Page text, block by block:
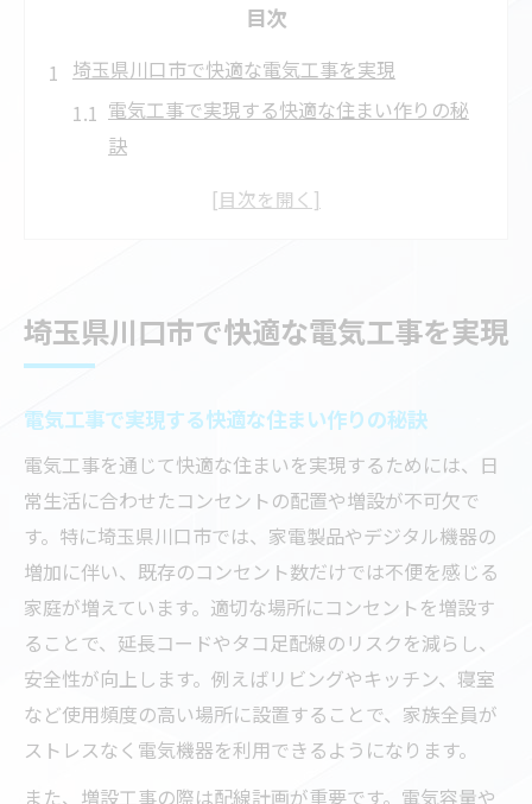
目次
埼玉県川口市で快適な電気工事を実現
電気工事で実現する快適な住まい作りの秘
訣
埼玉県川口市で電気工事が選ばれる理由を
電気工事の安全性と信頼性を高める方法と
最適な電気工事プランで不便を解消するコ
電気工事によるコンセント増設の流れ解説
コンセント増設の電気工事手順をわかりや
すく解説
電気工事の現地調査から完了までの流れを
紹介
コンセント増設前に準備すべきポイントと
は
電気工事中に確認したい安全対策の基本
工事後のアフターサービスと保証内容の重
埼玉県川口市で快適な電気工事を実現
電気工事で実現する快適な住まい作りの秘訣
電気工事を通じて快適な住まいを実現するためには、日
常生活に合わせたコンセントの配置や増設が不可欠で
す。特に埼玉県川口市では、家電製品やデジタル機器の
増加に伴い、既存のコンセント数だけでは不便を感じる
家庭が増えています。適切な場所にコンセントを増設す
ることで、延長コードやタコ足配線のリスクを減らし、
安全性が向上します。例えばリビングやキッチン、寝室
など使用頻度の高い場所に設置することで、家族全員が
ストレスなく電気機器を利用できるようになります。
また、増設工事の際は配線計画が重要です。電気容量や